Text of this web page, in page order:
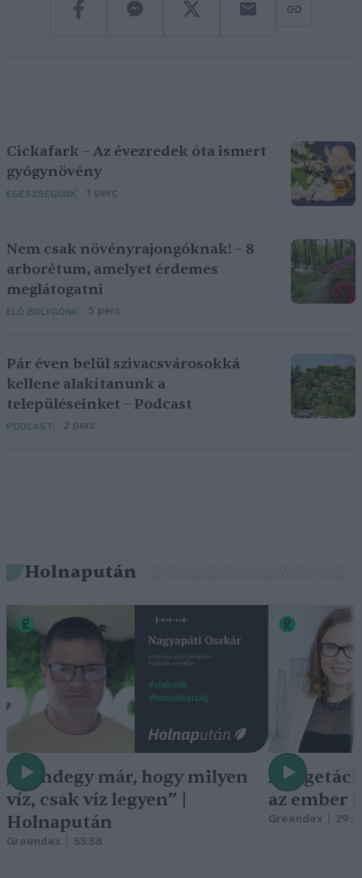
Cickafark – Az évezredek óta ismert
gyógynövény
EGÉSZSÉGÜNK 1 perc
Nem csak növényrajongóknak! – 8
arborétum, amelyet érdemes
meglátogatni
ÉLŐ BOLYGÓNK 5 perc
Pár éven belül szivacsvárosokká
kellene alakítanunk a
településeinket – Podcast
PODCAST 2 perc
Holnapután
„Mindegy már, hogy milyen
víz, csak víz legyen” |
Holnapután
Greendex 55:58
A
az ember
Greendex